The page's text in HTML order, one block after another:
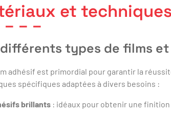
et
types de films
adhésif est primordial pour garantir la
spécifiques adaptées à divers besoins :
brillants : idéaux pour obtenir une